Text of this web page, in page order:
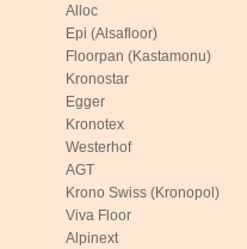
Alloc
Epi (Alsafloor)
Floorpan (Kastamonu)
Kronostar
Egger
Kronotex
Westerhof
AGT
Krono Swiss (Kronopol)
Viva Floor
Alpinext